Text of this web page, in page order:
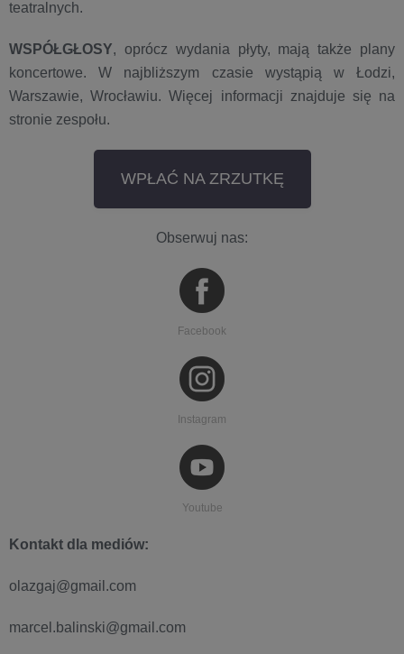
teatralnych.
WSPÓŁGŁOSY, oprócz wydania płyty, mają także plany
koncertowe. W najbliższym czasie wystąpią w Łodzi,
Warszawie, Wrocławiu. Więcej informacji znajduje się na
stronie zespołu.
WPŁAĆ NA ZRZUTKĘ
Obserwuj nas:
Facebook
Instagram
Youtube
Kontakt dla mediów:
olazgaj@gmail.com
marcel.balinski@gmail.com